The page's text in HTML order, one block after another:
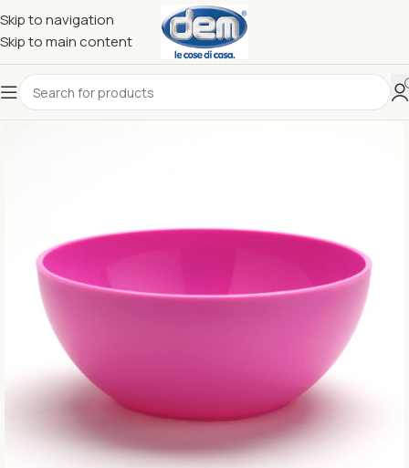
Skip to navigation
Skip to main content